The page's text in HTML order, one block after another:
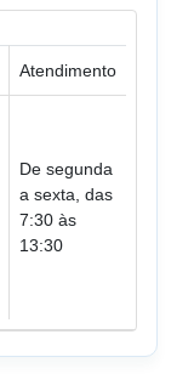
Atendimento
De segunda
a sexta, das
7:30 às
13:30